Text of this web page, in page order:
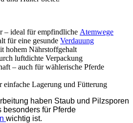
– ideal für empfindliche Atemwege
für eine gesunde Verdauung
hohem Nährstoffgehalt
luftdichte Verpackung
– auch für wählerische Pferde
einfache Lagerung und Fütterung
haben Staub und Pilzsporen
besonders für Pferde
wichtig ist.